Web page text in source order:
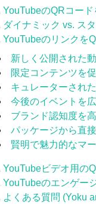
YouTubeのQRコー
ダイナミック vs. ス
YouTubeのリンクを
新しく公開された
限定コンテンツを
キュレーターされ
今後のイベントを
ブランド認知度を
パッケージから直
賢明で魅力的なマ
YouTubeビデオ用の
YouTubeのエンゲー
よくある質問 (Yoku